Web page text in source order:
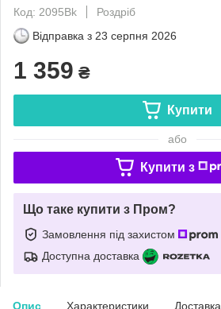
Код: 2095Bk
Роздріб
Відправка з 23 серпня 2026
1 359 ₴
Купити
або
Купити з
Що таке купити з Пром?
Замовлення під захистом
Доступна доставка
Опис Характеристики Доставка